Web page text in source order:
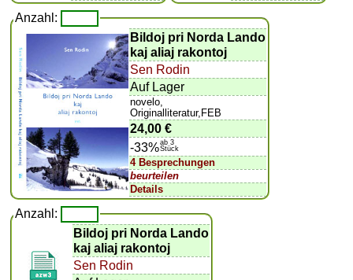
Anzahl:
Bildoj pri Norda Lando
kaj aliaj rakontoj
Sen Rodin
Auf Lager
novelo,
Originalliteratur,FEB
24,00 €
-33%ab 3
Stück
4 Besprechungen
beurteilen
Details
Anzahl:
Bildoj pri Norda Lando
kaj aliaj rakontoj
Sen Rodin